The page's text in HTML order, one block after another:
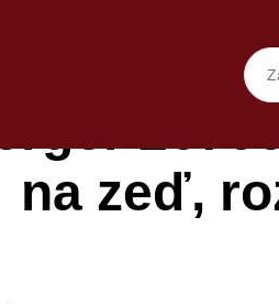
na zeď,